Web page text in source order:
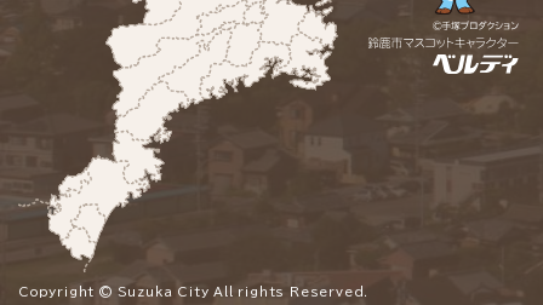
Copyright © Suzuka City All rights Reserved.